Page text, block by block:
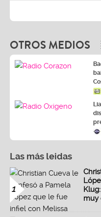
OTROS MEDIOS
Las más leidas
1
muy